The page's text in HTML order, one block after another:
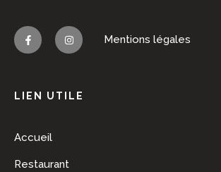
Mentions légales
LIEN UTILE
Accueil
Restaurant